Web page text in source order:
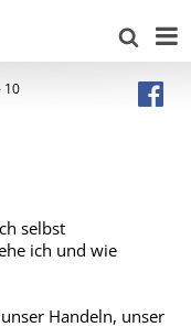
10
selbst
ich und wie
Handeln, unser